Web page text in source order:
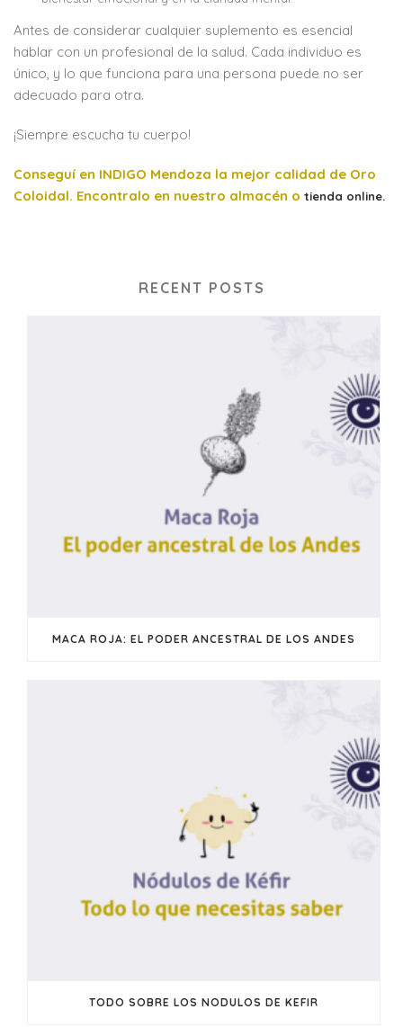
Antes de considerar cualquier suplemento es esencial
hablar con un profesional de la salud. Cada individuo es
único, y lo que funciona para una persona puede no ser
adecuado para otra.
¡Siempre escucha tu cuerpo!
Conseguí en INDIGO Mendoza la mejor calidad de Oro
Coloidal. Encontralo en nuestro almacén o tienda online.
RECENT POSTS
MACA ROJA: EL PODER ANCESTRAL DE LOS ANDES
TODO SOBRE LOS NODULOS DE KEFIR